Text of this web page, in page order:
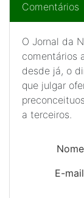
Comentários
O Jornal da
comentários
desde já, o
que julgar
a terceiros.
E-